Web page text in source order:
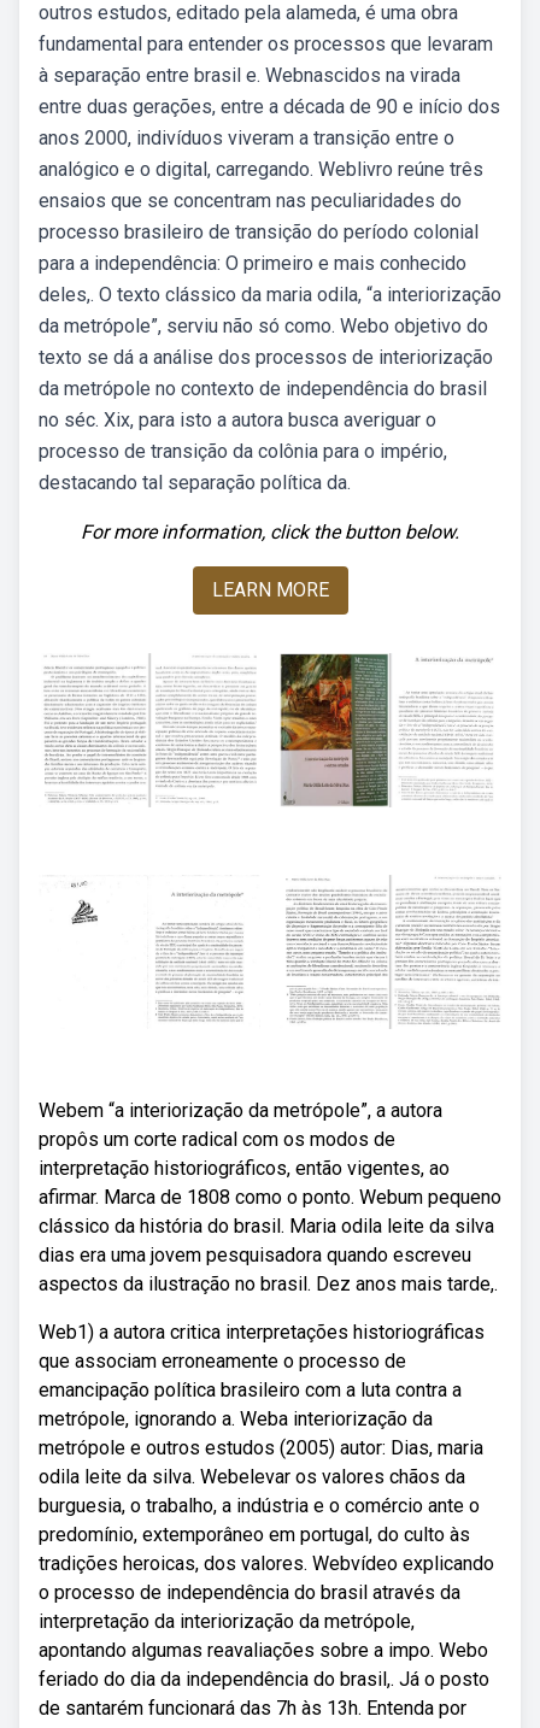
outros estudos, editado pela alameda, é uma obra
fundamental para entender os processos que levaram
à separação entre brasil e. Webnascidos na virada
entre duas gerações, entre a década de 90 e início dos
anos 2000, indivíduos viveram a transição entre o
analógico e o digital, carregando. Weblivro reúne três
ensaios que se concentram nas peculiaridades do
processo brasileiro de transição do período colonial
para a independência: O primeiro e mais conhecido
deles,. O texto clássico da maria odila, “a interiorização
da metrópole”, serviu não só como. Webo objetivo do
texto se dá a análise dos processos de interiorização
da metrópole no contexto de independência do brasil
no séc. Xix, para isto a autora busca averiguar o
processo de transição da colônia para o império,
destacando tal separação política da.
For more information, click the button below.
LEARN MORE
Webem “a interiorização da metrópole”, a autora
propôs um corte radical com os modos de
interpretação historiográficos, então vigentes, ao
afirmar. Marca de 1808 como o ponto. Webum pequeno
clássico da história do brasil. Maria odila leite da silva
dias era uma jovem pesquisadora quando escreveu
aspectos da ilustração no brasil. Dez anos mais tarde,.
Web1) a autora critica interpretações historiográficas
que associam erroneamente o processo de
emancipação política brasileiro com a luta contra a
metrópole, ignorando a. Weba interiorização da
metrópole e outros estudos (2005) autor: Dias, maria
odila leite da silva. Webelevar os valores chãos da
burguesia, o trabalho, a indústria e o comércio ante o
predomínio, extemporâneo em portugal, do culto às
tradições heroicas, dos valores. Webvídeo explicando
o processo de independência do brasil através da
interpretação da interiorização da metrópole,
apontando algumas reavaliações sobre a impo. Webo
feriado do dia da independência do brasil,. Já o posto
de santarém funcionará das 7h às 13h. Entenda por